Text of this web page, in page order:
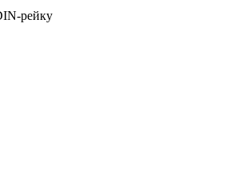
рейку